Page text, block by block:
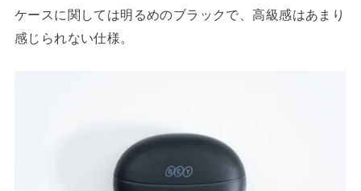
ケースに関しては明るめのブラックで、高級感はあまり
感じられない仕様。